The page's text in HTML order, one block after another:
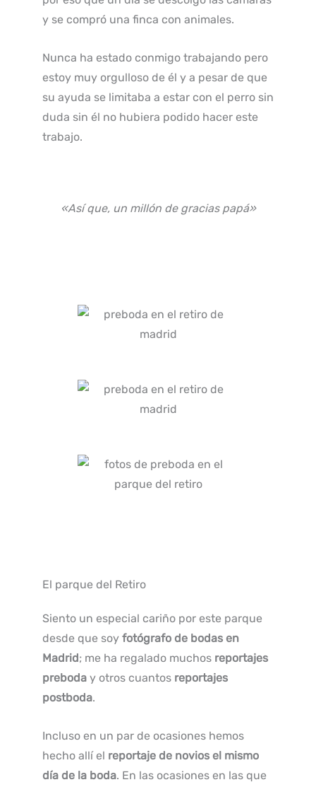
y se compró una finca con animales.
Nunca ha estado conmigo trabajando pero
estoy muy orgulloso de él y a pesar de que
su ayuda se limitaba a estar con el perro sin
duda sin él no hubiera podido hacer este
trabajo.
«Así que, un millón de gracias papá»
El parque del Retiro
Siento un especial cariño por este parque
desde que soy fotógrafo de bodas en
Madrid; me ha regalado muchos reportajes
preboda y otros cuantos reportajes
postboda.
Incluso en un par de ocasiones hemos
hecho allí el reportaje de novios el mismo
día de la boda. En las ocasiones en las que